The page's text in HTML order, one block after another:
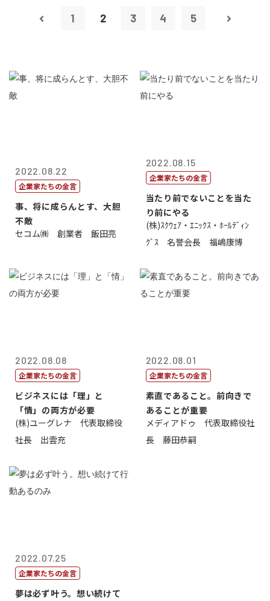
1 2 3 4 5
2022.08.22
企業家たちの金言
事、将に成らんとす、大胆
不敵
セコム㈱ 創業者 飯田亮
2022.08.15
企業家たちの金言
当たり前でないことを当た
り前にやる
(株)ｽｸｳｪｱ・ｴﾆｯｸｽ・ﾎｰﾙﾃﾞｨﾝ
ｸﾞｽ 名誉会長 福嶋康博
2022.08.08
企業家たちの金言
ビジネスには「理」と
「情」の両方が必要
(株)ユーグレナ 代表取締役
社長 出雲充
2022.08.01
企業家たちの金言
素直であること。前向きで
あることが重要
メディアドゥ 代表取締役社
長 藤田恭嗣
2022.07.25
企業家たちの金言
夢は必ず叶う。想い続けて